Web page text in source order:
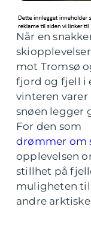
Når en
mot Tromsø
fjord og fjell i
vinteren varer
snøen legger
For den som
drømmer om
opplevelsen
stillhet på
muligheten
andre